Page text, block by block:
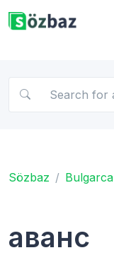
Sözbaz Bulgarca
аванс